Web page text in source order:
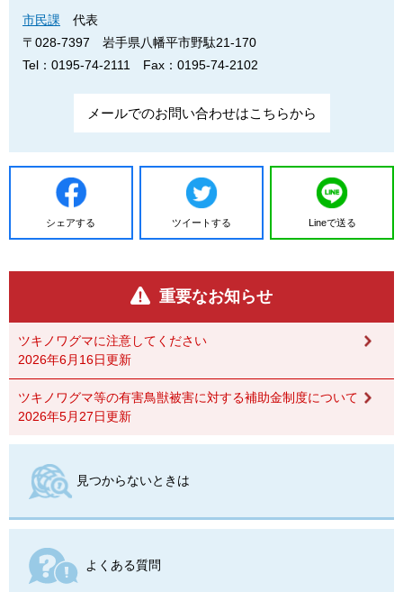
市民課
代表
〒028-7397
岩手県八幡平市野駄21-170
Tel：0195-74-2111
Fax：0195-74-2102
メールでのお問い合わせはこちらから
シェアする ツイートする Lineで送る
重要なお知らせ
ツキノワグマに注意してください
2026年6月16日更新
ツキノワグマ等の有害鳥獣被害に対する補助金制度について
2026年5月27日更新
見つからないときは
よくある質問